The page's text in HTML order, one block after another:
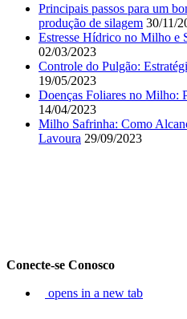
Principais passos para um
produção de silagem 30/11/
Estresse Hídrico no Milho e
02/03/2023
Controle do Pulgão:
19/05/2023
Doenças Foliares no Milho:
14/04/2023
Milho Safrinha: Como
Lavoura 29/09/2023
Conecte-se Conosco
opens in a new tab